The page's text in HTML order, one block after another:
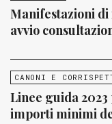
Manifestazioni di
avvio
CANONI E
Linee guida
importi minimi